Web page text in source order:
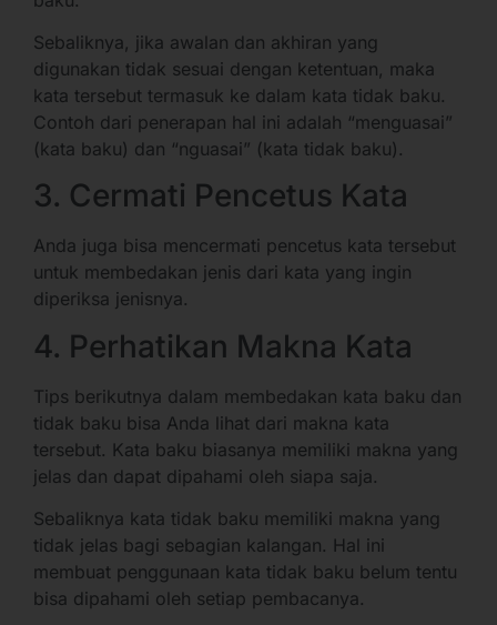
Sebaliknya, jika awalan dan akhiran yang
digunakan tidak sesuai dengan ketentuan, maka
kata tersebut termasuk ke dalam kata tidak baku.
Contoh dari penerapan hal ini adalah “menguasai”
(kata baku) dan “nguasai” (kata tidak baku).
3. Cermati Pencetus Kata
Anda juga bisa mencermati pencetus kata tersebut
untuk membedakan jenis dari kata yang ingin
diperiksa jenisnya.
4. Perhatikan Makna Kata
Tips berikutnya dalam membedakan kata baku dan
tidak baku bisa Anda lihat dari makna kata
tersebut. Kata baku biasanya memiliki makna yang
jelas dan dapat dipahami oleh siapa saja.
Sebaliknya kata tidak baku memiliki makna yang
tidak jelas bagi sebagian kalangan. Hal ini
membuat penggunaan kata tidak baku belum tentu
bisa dipahami oleh setiap pembacanya.